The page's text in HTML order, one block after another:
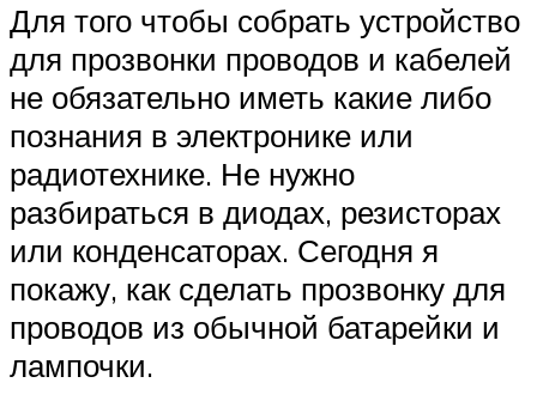
Для того чтобы собрать устройство
для прозвонки проводов и кабелей
не обязательно иметь какие либо
познания в электронике или
радиотехнике. Не нужно
разбираться в диодах, резисторах
или конденсаторах. Сегодня я
покажу, как сделать прозвонку для
проводов из обычной батарейки и
лампочки.